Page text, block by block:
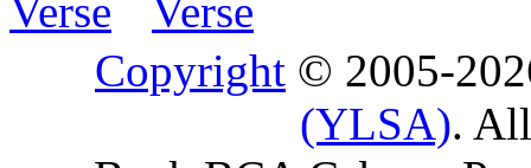
Copyright © 2005-
(YLSA).